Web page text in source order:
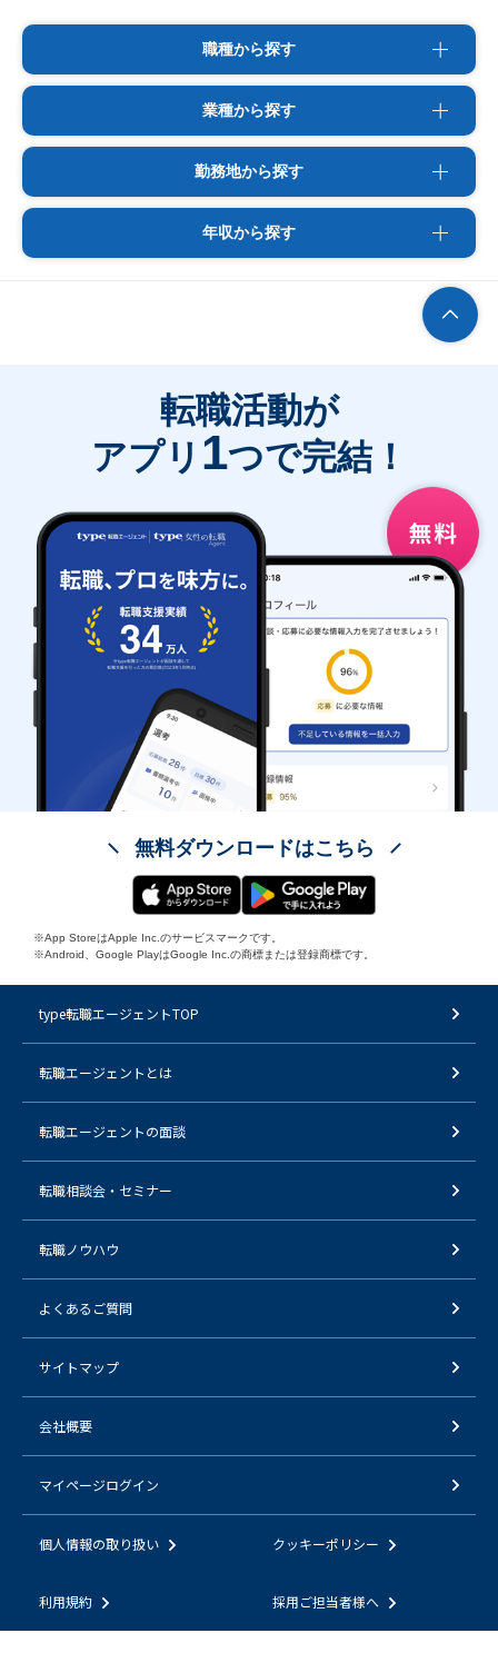
職種から探す
業種から探す
勤務地から探す
年収から探す
転職活動が
アプリ 1つで完結！
無料ダウンロードはこちら
※App StoreはApple Inc.のサービスマークです。
※Android、Google PlayはGoogle Inc.の商標または登録商標です。
type転職エージェントTOP
転職エージェントとは
転職エージェントの面談
転職相談会・セミナー
転職ノウハウ
よくあるご質問
サイトマップ
会社概要
マイページログイン
個人情報の取り扱い クッキーポリシー
利用規約 採用ご担当者様へ